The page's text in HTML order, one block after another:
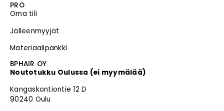
PRO
Oma tili
Jälleenmyyjät
Materiaalipankki
BPHAIR OY
Noutotukku Oulussa (ei myymälää)
Kangaskontiontie 12 D
90240 Oulu